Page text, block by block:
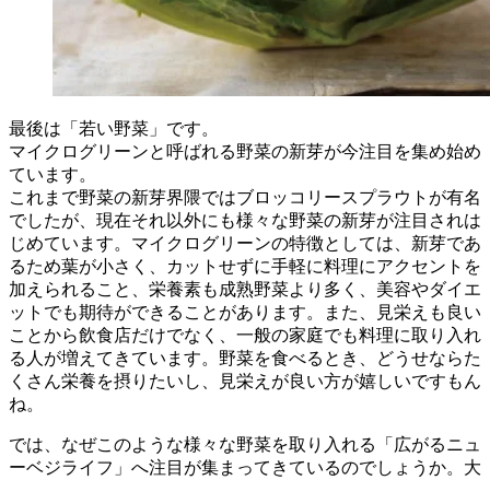
最後は「若い野菜」です。
マイクログリーンと呼ばれる野菜の新芽が今注目を集め始め
ています。
これまで野菜の新芽界隈ではブロッコリースプラウトが有名
でしたが、現在それ以外にも様々な野菜の新芽が注目されは
じめています。マイクログリーンの特徴としては、新芽であ
るため葉が小さく、カットせずに手軽に料理にアクセントを
加えられること、栄養素も成熟野菜より多く、美容やダイエ
ットでも期待ができることがあります。また、見栄えも良い
ことから飲食店だけでなく、一般の家庭でも料理に取り入れ
る人が増えてきています。野菜を食べるとき、どうせならた
くさん栄養を摂りたいし、見栄えが良い方が嬉しいですもん
ね。
では、なぜこのような様々な野菜を取り入れる「広がるニュ
ーベジライフ」へ注目が集まってきているのでしょうか。大